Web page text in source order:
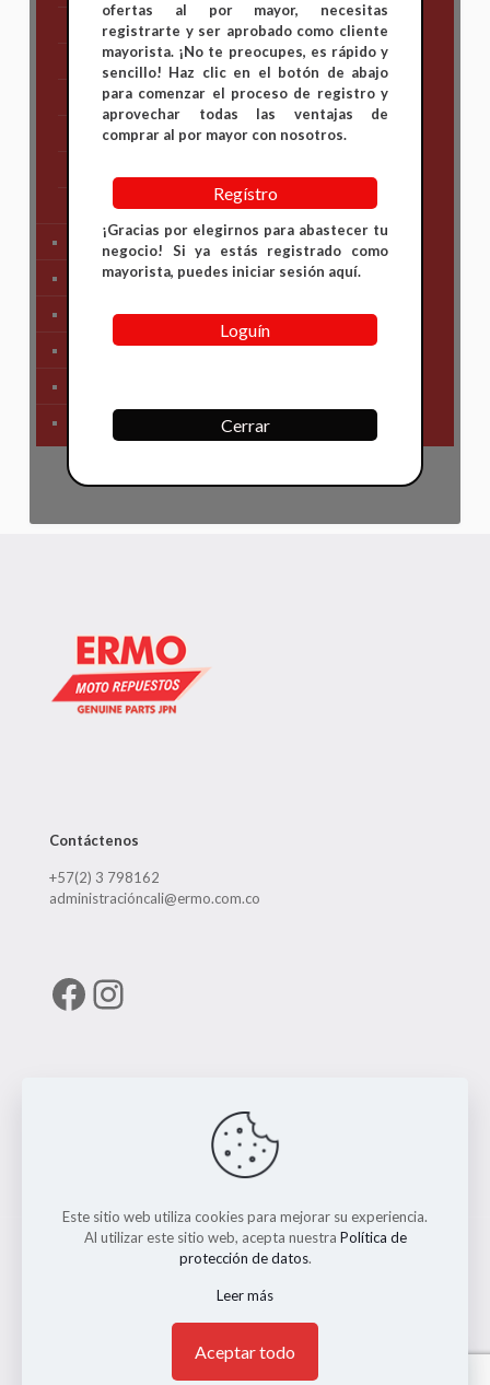
Honda
KAWASAKI
KTM
Suzuki
Yamaha
Tren Delantero
Partes de Motor
Partes del Chasis
SIstema Eléctrico
Contáctenos
+57(2) 3 798162
administracióncali@ermo.com.co
Facebook
Instagram
© 2026 ERMO MOTO REPUESTOS. Todos los Derechos
Reservados. || Implementado porAndrés Escobar
ofertas al por mayor, necesitas
registrarte y ser aprobado como cliente
mayorista. ¡No te preocupes, es rápido y
sencillo! Haz clic en el botón de abajo
para comenzar el proceso de registro y
aprovechar todas las ventajas de
comprar al por mayor con nosotros.
Regístro
¡Gracias por elegirnos para abastecer tu
negocio! Si ya estás registrado como
mayorista, puedes iniciar sesión aquí.
Loguín
Cerrar
Este sitio web utiliza cookies para mejorar su experiencia.
Al utilizar este sitio web, acepta nuestra Política de
protección de datos.
Leer más
Aceptar todo